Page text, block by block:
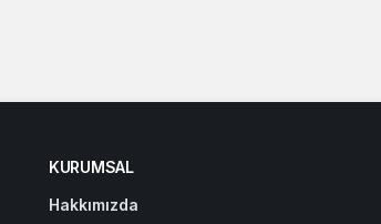
KURUMSAL
Hakkımızda